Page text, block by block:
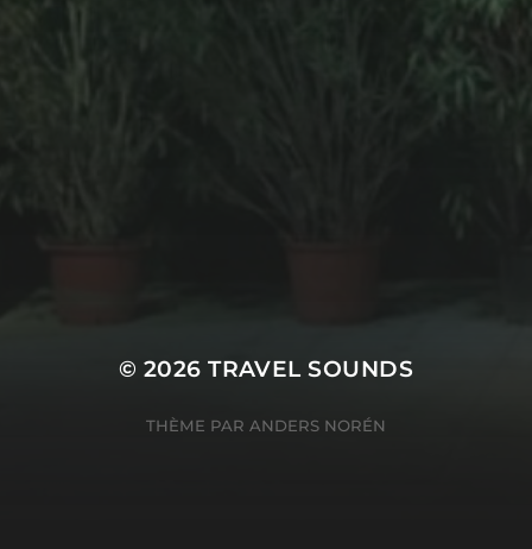
© 2026TRAVEL SOUNDS
THÈME PAR ANDERS NORÉN